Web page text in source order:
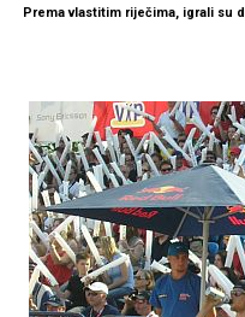
Prema vlastitim riječima, igrali su